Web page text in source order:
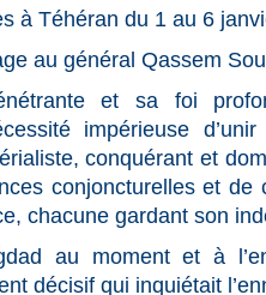
à Téhéran du 1 au 6
au général Qassem
et sa foi
impérieuse
conquérant et
conjoncturelles et de
chacune gardant son
au moment et à
décisif qui inquiétait